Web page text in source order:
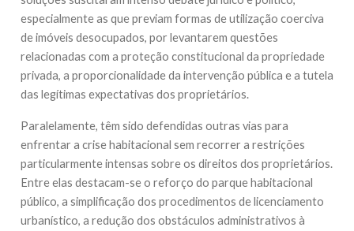
especialmente as que previam formas de utilização coerciva
de imóveis desocupados, por levantarem questões
relacionadas com a proteção constitucional da propriedade
privada, a proporcionalidade da intervenção pública e a tutela
das legítimas expectativas dos proprietários.
Paralelamente, têm sido defendidas outras vias para
enfrentar a crise habitacional sem recorrer a restrições
particularmente intensas sobre os direitos dos proprietários.
Entre elas destacam-se o reforço do parque habitacional
público, a simplificação dos procedimentos de licenciamento
urbanístico, a redução dos obstáculos administrativos à